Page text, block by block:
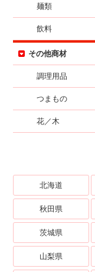
麺類
飲料
その他商材
調理用品
つまもの
花／木
北海道
秋田県
茨城県
山梨県